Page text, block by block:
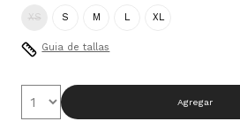
XS S M L XL
Guia de tallas
Agregar